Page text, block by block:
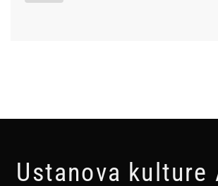
Ustanova kulture